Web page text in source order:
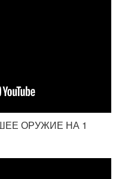
ОРУЖИЕ НА 1